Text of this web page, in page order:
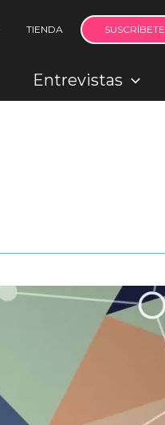
TIENDA SUSCRÍBETE
Entrevistas